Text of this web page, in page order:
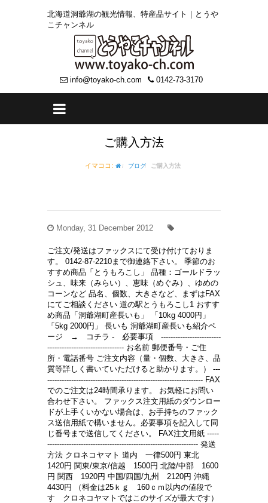
北海道洞爺湖の観光情報、特産品サイト｜とうや
こチャンネル
info@toyako-ch.com 0142-73-3170
ご購入方法
イマココ: ブログ ご購入方法
Monday, 31 December 2012
ご注文/発送はファックスにて受け付けておりま
す。 0142-87-2210まで御連絡下さい。 季節のお
すすめ商品「とうもろこし」 品種：ゴールドラッ
シュ、味来（みらい）、恵味（めぐみ）、ゆめの
コーンなど 品名、個数、大きさなど、まずはFAX
にてご相談ください 道の駅とうもろこし1 おすす
め商品「洞爺湖町産長いも」 「10kg 4000円」
「5kg 2000円」 長いも 洞爺湖町産長いも紹介ペ
ージ → コチラ - 必要事項 -------------------------
-------------------------------- お名前 郵便番号・ご住
所・電話番号 ご注文内容（量・個数、大きさ、品
質等詳しく書いていただけると助かります。） ---
----------------------------------------------------------------- FAX
でのご注文は24時間承ります。 お気軽にお問い
合わせ下さい。 ファックス注文用紙のダウンロー
ドが上手くいかない場合は、お手持ちのファック
ス送信用紙で構いません。必要事項を記入して同
じ番号まで送信してください。 FAX注文用紙 -----
--------------------------------------------------------------- 発送
方法 クロネコヤマト 道内 一律500円 東北
1420円 関東/東京/信越 1500円 北陸/中部 1600
円 関西 1920円 中国/四国/九州 2120円 沖縄
4430円 （料金は25ｋｇ 160ｃｍ以内の値段で
す クロネコヤマトではこのサイズが最大です）